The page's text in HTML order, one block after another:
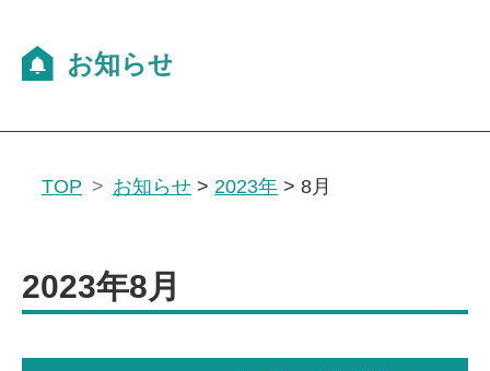
TOP お知らせ > 2023年 >8月
2023年8月